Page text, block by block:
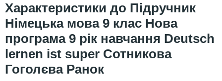
Підручник
Німецька мова 9 клас Нова
програма 9 рік навчання Deutsch
lernen ist super Сотникова
Гоголєва Ранок